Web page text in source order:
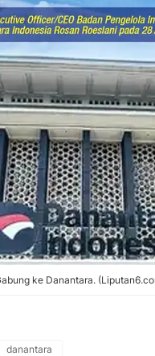
ke Danantara.
danantara